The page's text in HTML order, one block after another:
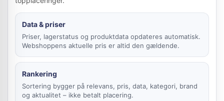
Data & priser
Priser, lagerstatus og produktdata opdateres automatisk.
Webshoppens aktuelle pris er altid den gældende.
Rankering
Sortering bygger på relevans, pris, data, kategori, brand
og aktualitet – ikke betalt placering.